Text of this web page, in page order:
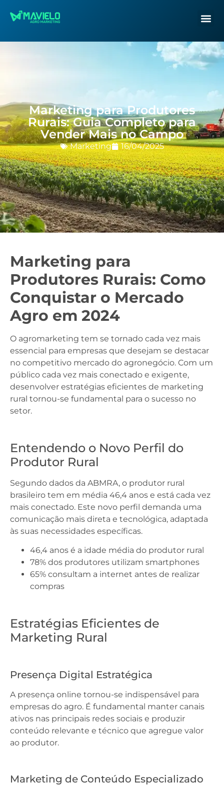
Marketing para Produtores
Rurais: Guia Completo para
Vender Mais no Campo
Marketing 16/04/2025
Marketing para
Produtores Rurais: Como
Conquistar o Mercado
Agro em 2024
O agromarketing tem se tornado cada vez mais
essencial para empresas que desejam se destacar
no competitivo mercado do agronegócio. Com um
público cada vez mais conectado e exigente,
desenvolver estratégias eficientes de marketing
rural tornou-se fundamental para o sucesso no
setor.
Entendendo o Novo Perfil do
Produtor Rural
Segundo dados da ABMRA, o produtor rural
brasileiro tem em média 46,4 anos e está cada vez
mais conectado. Este novo perfil demanda uma
comunicação mais direta e tecnológica, adaptada
às suas necessidades específicas.
46,4 anos é a idade média do produtor rural
78% dos produtores utilizam smartphones
65% consultam a internet antes de realizar
compras
Estratégias Eficientes de
Marketing Rural
Presença Digital Estratégica
A presença online tornou-se indispensável para
empresas do agro. É fundamental manter canais
ativos nas principais redes sociais e produzir
conteúdo relevante e técnico que agregue valor
ao produtor.
Marketing de Conteúdo Especializado